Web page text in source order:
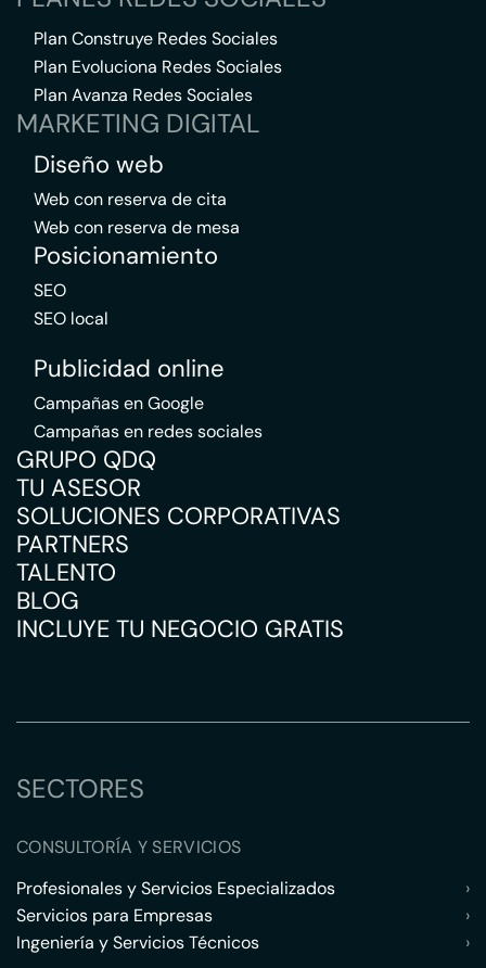
Plan Construye Redes Sociales
Plan Evoluciona Redes Sociales
Plan Avanza Redes Sociales
MARKETING DIGITAL
Diseño web
Web con reserva de cita
Web con reserva de mesa
Posicionamiento
SEO
SEO local
Publicidad online
Campañas en Google
Campañas en redes sociales
GRUPO QDQ
TU ASESOR
SOLUCIONES CORPORATIVAS
PARTNERS
TALENTO
BLOG
INCLUYE TU NEGOCIO GRATIS
SECTORES
CONSULTORÍA Y SERVICIOS
Profesionales y Servicios Especializados
›
Servicios para Empresas
›
Ingeniería y Servicios Técnicos
›